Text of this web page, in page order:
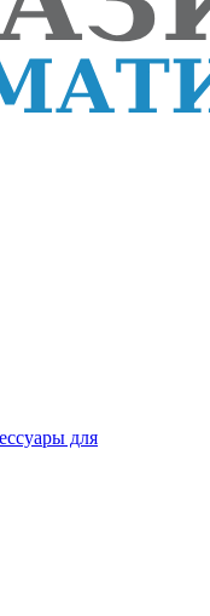
для